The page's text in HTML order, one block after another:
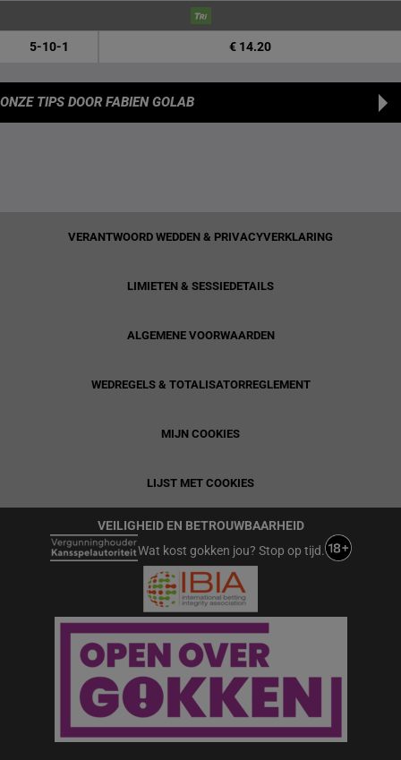
5-10-1 € 14.20
ONZE TIPS DOOR FABIEN GOLAB
VERANTWOORD WEDDEN & PRIVACYVERKLARING
LIMIETEN & SESSIEDETAILS
ALGEMENE VOORWAARDEN
WEDREGELS & TOTALISATORREGLEMENT
MIJN COOKIES
LIJST MET COOKIES
VEILIGHEID EN BETROUWBAARHEID
Wat kost gokken jou? Stop op tijd.